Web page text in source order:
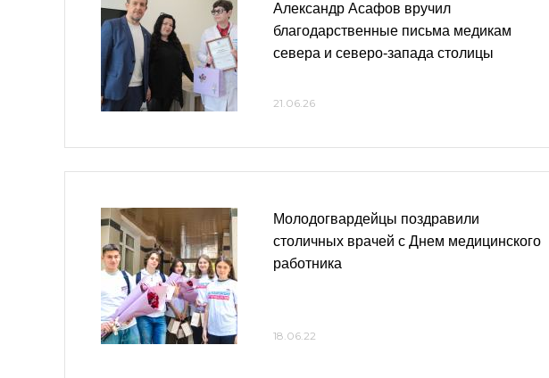
Александр Асафов вручил
благодарственные письма медикам
севера и северо-запада столицы
21.06.26
Молодогвардейцы поздравили
столичных врачей с Днем медицинского
работника
18.06.22